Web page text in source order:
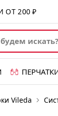
ОТ200 ₽
Vileda